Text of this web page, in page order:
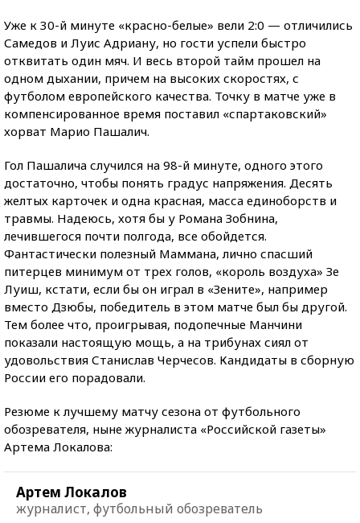
Уже к 30-й минуте «красно-белые» вели 2:0 — отличились
Самедов и Луис Адриану, но гости успели быстро
отквитать один мяч. И весь второй тайм прошел на
одном дыхании, причем на высоких скоростях, с
футболом европейского качества. Точку в матче уже в
компенсированное время поставил «спартаковский»
хорват Марио Пашалич.
Гол Пашалича случился на 98-й минуте, одного этого
достаточно, чтобы понять градус напряжения. Десять
желтых карточек и одна красная, масса единоборств и
травмы. Надеюсь, хотя бы у Романа Зобнина,
лечившегося почти полгода, все обойдется.
Фантастически полезный Маммана, лично спасший
питерцев минимум от трех голов, «король воздуха» Зе
Луиш, кстати, если бы он играл в «Зените», например
вместо Дзюбы, победитель в этом матче был бы другой.
Тем более что, проигрывая, подопечные Манчини
показали настоящую мощь, а на трибунах сиял от
удовольствия Станислав Черчесов. Кандидаты в сборную
России его порадовали.
Резюме к лучшему матчу сезона от футбольного
обозревателя, ныне журналиста «Российской газеты»
Артема Локалова:
Артем Локалов
журналист, футбольный обозреватель